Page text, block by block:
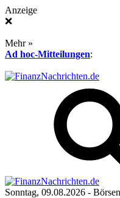
Anzeige
❌
Mehr »
Ad hoc-Mitteilungen:
Sonntag, 09.08.2026 -